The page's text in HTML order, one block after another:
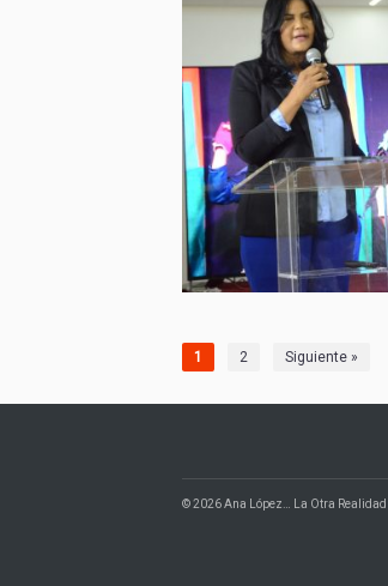
1 2 Siguiente »
© 2026 Ana López… La Otra Realidad |